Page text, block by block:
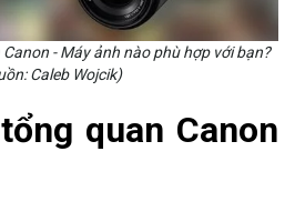
- Máy ảnh nào phù hợp với bạn?
Caleb Wojcik)
quan Canon